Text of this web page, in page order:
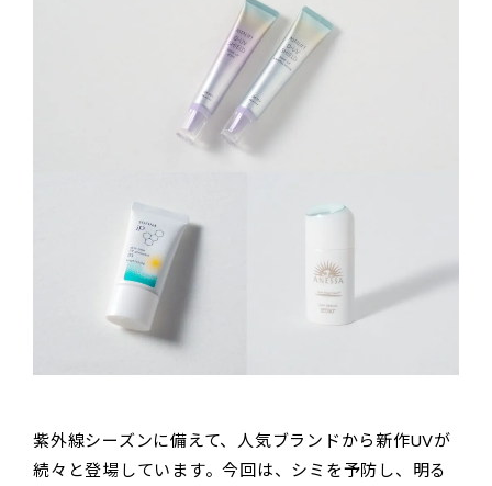
紫外線シーズンに備えて、人気ブランドから新作UVが
続々と登場しています。今回は、シミを予防し、明る